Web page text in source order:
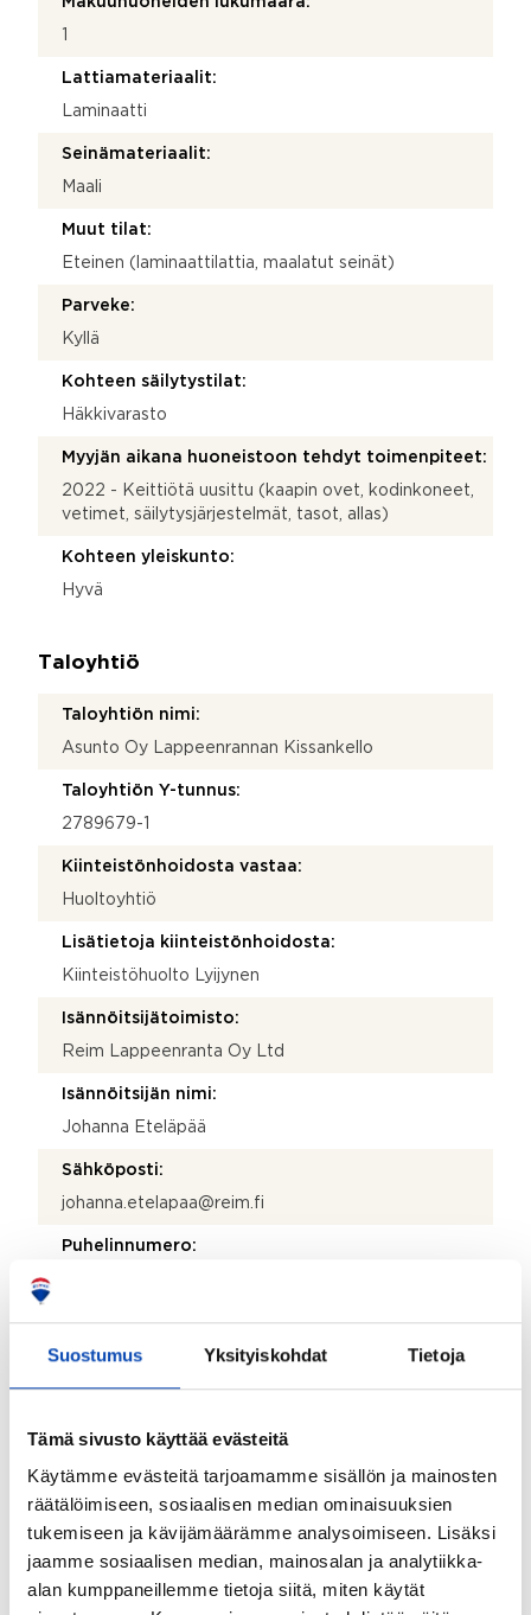
Suostumus Yksityiskohdat Tietoja
Tämä sivusto käyttää evästeitä
Käytämme evästeitä tarjoamamme sisällön ja mainosten
räätälöimiseen, sosiaalisen median ominaisuuksien
tukemiseen ja kävijämäärämme analysoimiseen. Lisäksi
jaamme sosiaalisen median, mainosalan ja analytiikka-
alan kumppaneillemme tietoja siitä, miten käytät
Lattiamateriaalit:
Laminaatti
Seinämateriaalit:
Maali
Muut tilat:
Eteinen (laminaattilattia, maalatut seinät)
Parveke:
Kyllä
Kohteen säilytystilat:
Häkkivarasto
Myyjän aikana huoneistoon tehdyt toimenpiteet:
2022 - Keittiötä uusittu (kaapin ovet, kodinkoneet,
vetimet, säilytysjärjestelmät, tasot, allas)
Kohteen yleiskunto:
Hyvä
Taloyhtiö
Taloyhtiön nimi:
Asunto Oy Lappeenrannan Kissankello
Taloyhtiön Y-tunnus:
2789679-1
Kiinteistönhoidosta vastaa:
Huoltoyhtiö
Lisätietoja kiinteistönhoidosta:
Kiinteistöhuolto Lyijynen
Isännöitsijätoimisto:
Reim Lappeenranta Oy Ltd
Isännöitsijän nimi:
Johanna Eteläpää
Sähköposti:
johanna.etelapaa@reim.fi
Puhelinnumero:
Katuosoite:
Väinö Valveen katu 2
53900
Postitoimipaikka:
Lappeenranta
07.05.2026